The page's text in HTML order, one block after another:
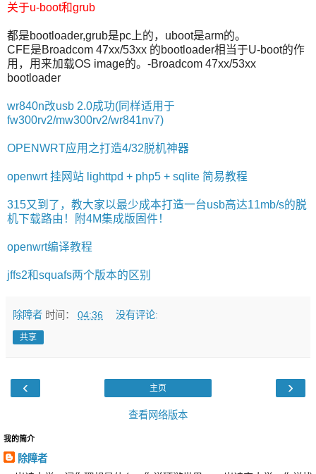
关于u-boot和grub
都是bootloader,grub是pc上的，uboot是arm的。
CFE是Broadcom 47xx/53xx 的bootloader相当于U-boot的作
用，用来加载OS image的。-Broadcom 47xx/53xx
bootloader
wr840n改usb 2.0成功(同样适用于
fw300rv2/mw300rv2/wr841nv7)
OPENWRT应用之打造4/32脱机神器
openwrt 挂网站 lighttpd + php5 + sqlite 简易教程
315又到了，教大家以最少成本打造一台usb高达11mb/s的脱
机下载路由！附4M集成版固件！
openwrt编译教程
jffs2和squafs两个版本的区别
除障者 时间： 04:36 没有评论:
共享
‹ ›
主页
查看网络版本
我的简介
除障者